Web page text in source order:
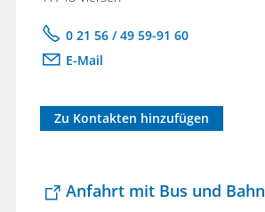
0 21 56 / 49 59-91 60
E-Mail
Zu Kontakten hinzufügen
Anfahrt mit Bus und Bahn